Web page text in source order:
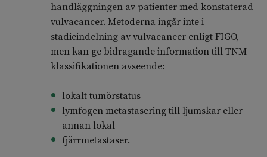
handläggningen av patienter med konstaterad
vulvacancer. Metoderna ingår inte i
stadieindelning av vulvacancer enligt FIGO,
men kan ge bidragande information till TNM-
klassifikationen avseende:
lokalt tumörstatus
lymfogen metastasering till ljumskar eller
annan lokal
fjärrmetastaser.